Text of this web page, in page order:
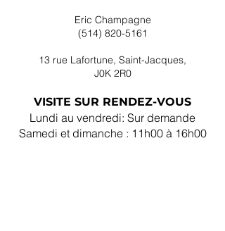
Eric Champagne
(514) 820-5161
13 rue Lafortune, Saint-Jacques,
J0K 2R0
VISITE SUR RENDEZ-VOUS
Lundi au vendredi: Sur demande
Samedi et dimanche : 11h00 à 16h00